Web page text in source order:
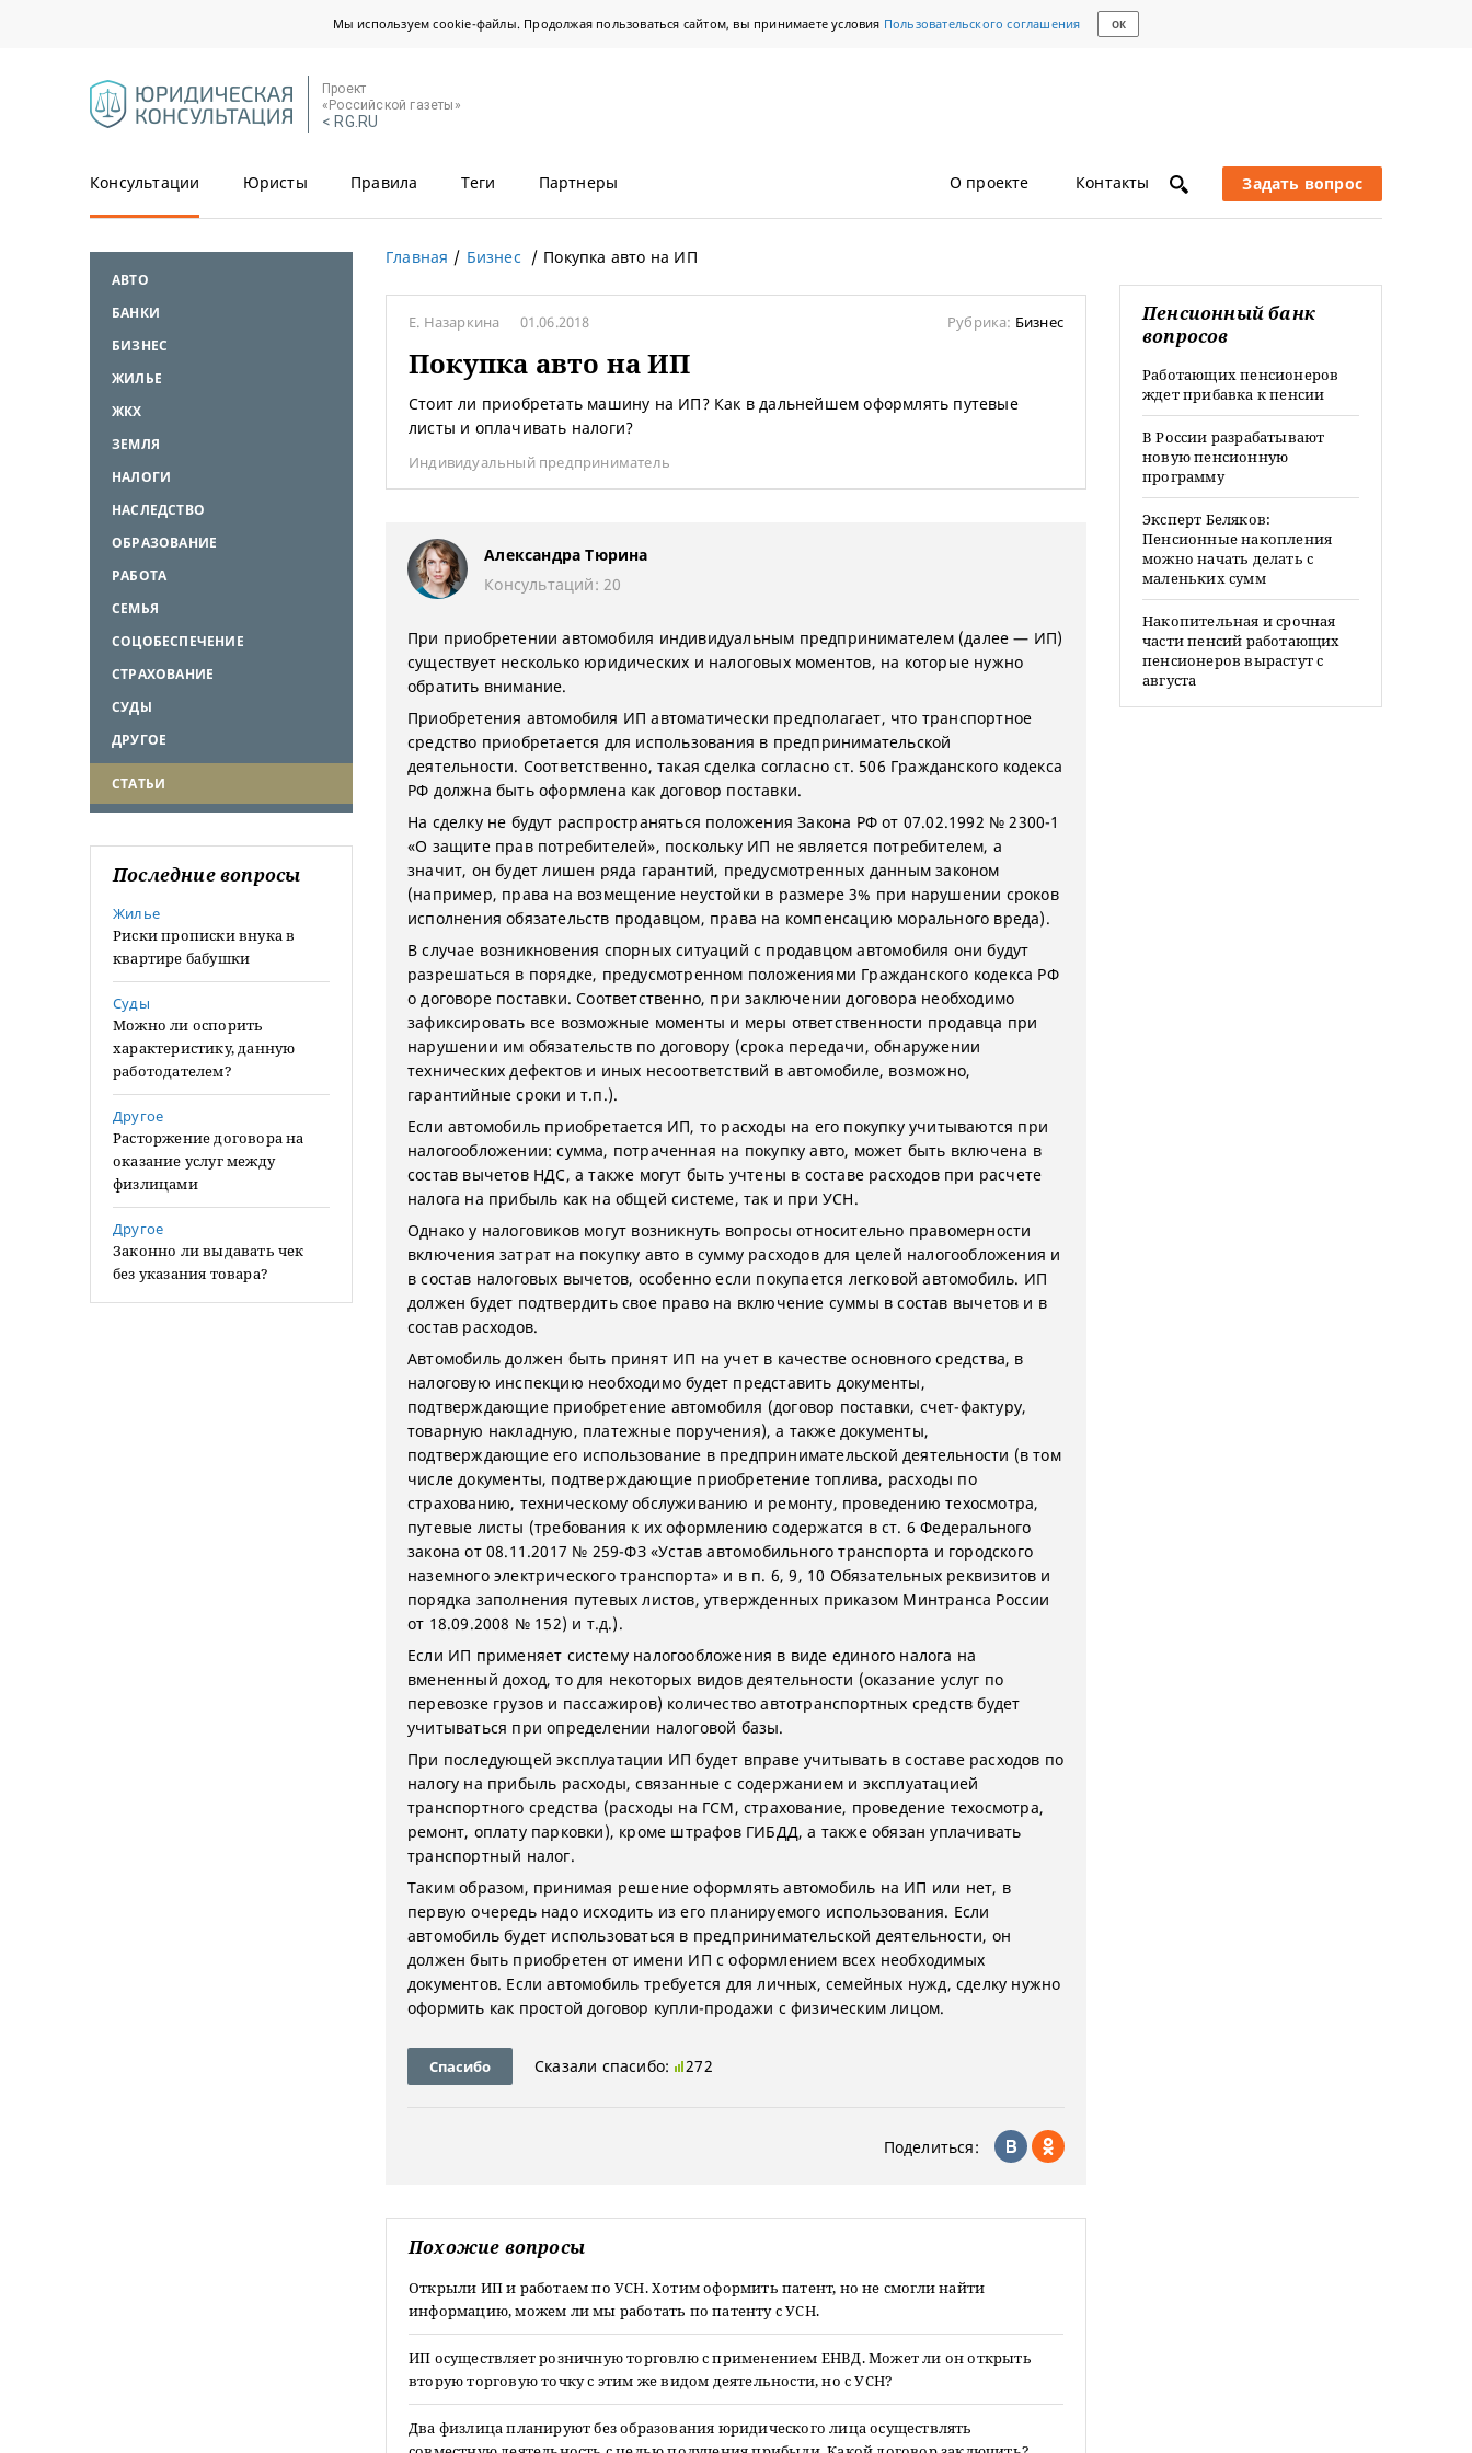
Мы используем cookie-файлы. Продолжая пользоваться сайтом, вы принимаете условия Пользовательского соглашения ОК
Проект
«Российской газеты»
< RG.RU
Консультации Юристы Правила Теги Партнеры О проекте Контакты Задать вопрос
АВТО
БАНКИ
БИЗНЕС
ЖИЛЬЕ
ЖКХ
ЗЕМЛЯ
НАЛОГИ
НАСЛЕДСТВО
ОБРАЗОВАНИЕ
РАБОТА
СЕМЬЯ
СОЦОБЕСПЕЧЕНИЕ
СТРАХОВАНИЕ
СУДЫ
ДРУГОЕ
СТАТЬИ
Последние вопросы
Жилье
Риски прописки внука в
квартире бабушки
Суды
Можно ли оспорить
характеристику, данную
работодателем?
Другое
Расторжение договора на
оказание услуг между
физлицами
Другое
Законно ли выдавать чек
без указания товара?
Главная Бизнес Покупка авто на ИП
Е. Назаркина 01.06.2018 Рубрика: Бизнес
Покупка авто на ИП
Стоит ли приобретать машину на ИП? Как в дальнейшем оформлять путевые
листы и оплачивать налоги?
Индивидуальный предприниматель
Александра Тюрина
Консультаций: 20
При приобретении автомобиля индивидуальным предпринимателем (далее — ИП)
существует несколько юридических и налоговых моментов, на которые нужно
обратить внимание.
Приобретения автомобиля ИП автоматически предполагает, что транспортное
средство приобретается для использования в предпринимательской
деятельности. Соответственно, такая сделка согласно ст. 506 Гражданского кодекса
РФ должна быть оформлена как договор поставки.
На сделку не будут распространяться положения Закона РФ от 07.02.1992 № 2300-1
«О защите прав потребителей», поскольку ИП не является потребителем, а
значит, он будет лишен ряда гарантий, предусмотренных данным законом
(например, права на возмещение неустойки в размере 3% при нарушении сроков
исполнения обязательств продавцом, права на компенсацию морального вреда).
В случае возникновения спорных ситуаций с продавцом автомобиля они будут
разрешаться в порядке, предусмотренном положениями Гражданского кодекса РФ
о договоре поставки. Соответственно, при заключении договора необходимо
зафиксировать все возможные моменты и меры ответственности продавца при
нарушении им обязательств по договору (срока передачи, обнаружении
технических дефектов и иных несоответствий в автомобиле, возможно,
гарантийные сроки и т.п.).
Если автомобиль приобретается ИП, то расходы на его покупку учитываются при
налогообложении: сумма, потраченная на покупку авто, может быть включена в
состав вычетов НДС, а также могут быть учтены в составе расходов при расчете
налога на прибыль как на общей системе, так и при УСН.
Однако у налоговиков могут возникнуть вопросы относительно правомерности
включения затрат на покупку авто в сумму расходов для целей налогообложения и
в состав налоговых вычетов, особенно если покупается легковой автомобиль. ИП
должен будет подтвердить свое право на включение суммы в состав вычетов и в
состав расходов.
Автомобиль должен быть принят ИП на учет в качестве основного средства, в
налоговую инспекцию необходимо будет представить документы,
подтверждающие приобретение автомобиля (договор поставки, счет-фактуру,
товарную накладную, платежные поручения), а также документы,
подтверждающие его использование в предпринимательской деятельности (в том
числе документы, подтверждающие приобретение топлива, расходы по
страхованию, техническому обслуживанию и ремонту, проведению техосмотра,
путевые листы (требования к их оформлению содержатся в ст. 6 Федерального
закона от 08.11.2017 № 259-ФЗ «Устав автомобильного транспорта и городского
наземного электрического транспорта» и в п. 6, 9, 10 Обязательных реквизитов и
порядка заполнения путевых листов, утвержденных приказом Минтранса России
от 18.09.2008 № 152) и т.д.).
Если ИП применяет систему налогообложения в виде единого налога на
вмененный доход, то для некоторых видов деятельности (оказание услуг по
перевозке грузов и пассажиров) количество автотранспортных средств будет
учитываться при определении налоговой базы.
При последующей эксплуатации ИП будет вправе учитывать в составе расходов по
налогу на прибыль расходы, связанные с содержанием и эксплуатацией
транспортного средства (расходы на ГСМ, страхование, проведение техосмотра,
ремонт, оплату парковки), кроме штрафов ГИБДД, а также обязан уплачивать
транспортный налог.
Таким образом, принимая решение оформлять автомобиль на ИП или нет, в
первую очередь надо исходить из его планируемого использования. Если
автомобиль будет использоваться в предпринимательской деятельности, он
должен быть приобретен от имени ИП с оформлением всех необходимых
документов. Если автомобиль требуется для личных, семейных нужд, сделку нужно
оформить как простой договор купли-продажи с физическим лицом.
Спасибо Сказали спасибо: 272
Поделиться:
Похожие вопросы
Открыли ИП и работаем по УСН. Хотим оформить патент, но не смогли найти
информацию, можем ли мы работать по патенту с УСН.
ИП осуществляет розничную торговлю с применением ЕНВД. Может ли он открыть
вторую торговую точку с этим же видом деятельности, но с УСН?
Два физлица планируют без образования юридического лица осуществлять
Пенсионный банк
вопросов
Работающих пенсионеров
ждет прибавка к пенсии
В России разрабатывают
новую пенсионную
программу
Эксперт Беляков:
Пенсионные накопления
можно начать делать с
маленьких сумм
Накопительная и срочная
части пенсий работающих
пенсионеров вырастут с
августа